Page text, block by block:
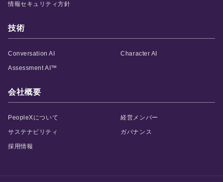
情報セキュリティ方針
技術
Conversation AI Character AI
Assessment AI™
会社概要
PeopleXについて 経営メンバー
サステナビリティ ガバナンス
採用情報